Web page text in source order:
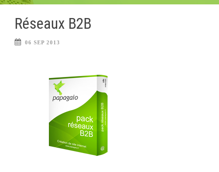
Réseaux B2B
06 SEP 2013